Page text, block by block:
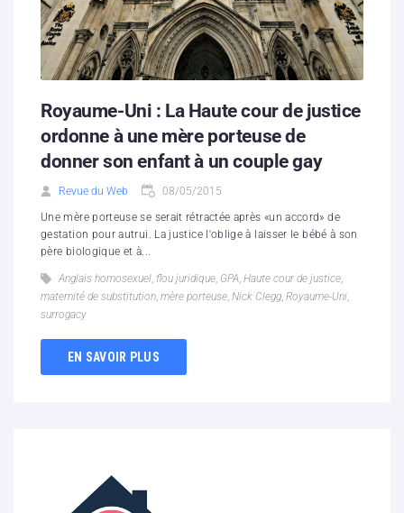
Royaume-Uni : La Haute cour de justice
ordonne à une mère porteuse de
donner son enfant à un couple gay
Revue du Web 08/05/2015
Une mère porteuse se serait rétractée après «un accord» de
gestation pour autrui. La justice l'oblige à laisser le bébé à son
père biologique et à...
Anglais homosexuel, flou juridique, GPA, Haute cour de justice,
maternité de substitution, mère porteuse, Nick Clegg, Royaume-Uni,
surrogacy
EN SAVOIR PLUS